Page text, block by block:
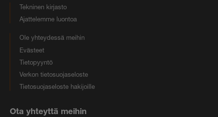
Tekninen kirjasto
Ajattelemme luontoa
Ole yhteydessä meihin
Evästeet
Tietopyyntö
Verkon tietosuojaseloste
Tietosuojaseloste hakijoille
Ota yhteyttä meihin